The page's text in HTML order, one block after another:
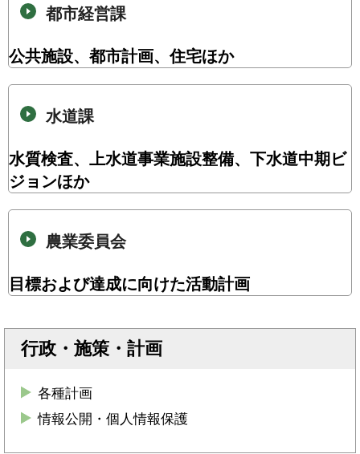
都市経営課
公共施設、都市計画、住宅ほか
水道課
水質検査、上水道事業施設整備、下水道中期ビ
ジョンほか
農業委員会
目標および達成に向けた活動計画
行政・施策・計画
各種計画
情報公開・個人情報保護